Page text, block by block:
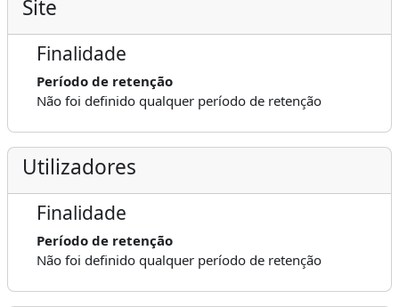
Site
Finalidade
Período de retenção
Não foi definido qualquer período de retenção
Utilizadores
Finalidade
Período de retenção
Não foi definido qualquer período de retenção